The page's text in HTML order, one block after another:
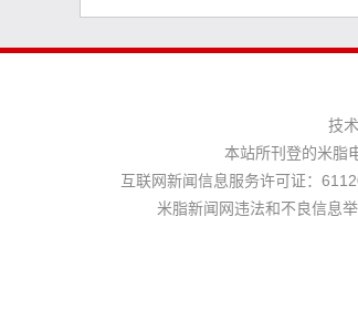
技
本站所刊登的米脂
互联网新闻信息服务许可证：
米脂新闻网违法和不良信息